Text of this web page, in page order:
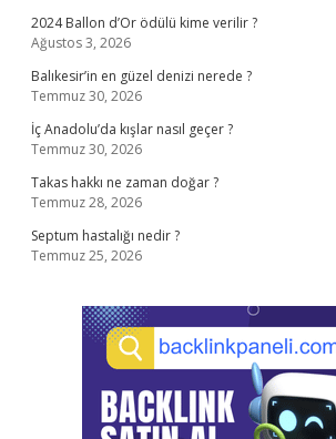
2024 Ballon d’Or ödülü kime verilir ?
Ağustos 3, 2026
Balıkesir’in en güzel denizi nerede ?
Temmuz 30, 2026
İç Anadolu’da kışlar nasıl geçer ?
Temmuz 30, 2026
Takas hakkı ne zaman doğar ?
Temmuz 28, 2026
Septum hastalığı nedir ?
Temmuz 25, 2026